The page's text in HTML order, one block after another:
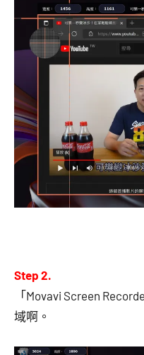
Step 2.
「Movavi Screen
域啊。